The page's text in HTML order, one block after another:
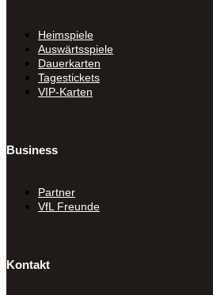
Heimspiele
Auswärtsspiele
Dauerkarten
Tagestickets
VIP-Karten
Business
Partner
VfL Freunde
Kontakt